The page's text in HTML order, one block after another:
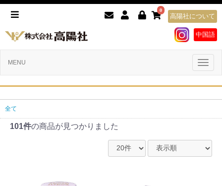
0
高陽社について
中国語
MENU
全て
101件の商品が見つかりました